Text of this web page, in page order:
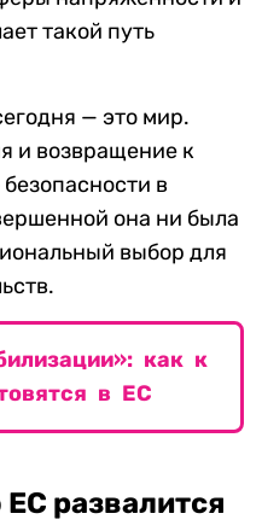
такой путь
— это мир.
и возвращение к
в
она ни была
выбор для
как к
в ЕС
развалится